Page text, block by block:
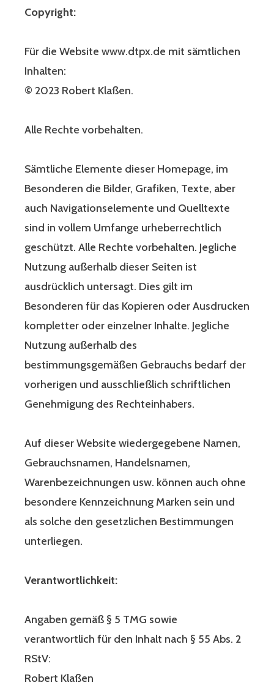
Copyright:
Für die Website www.dtpx.de mit sämtlichen
Inhalten:
© 2023 Robert Klaßen.
Alle Rechte vorbehalten.
Sämtliche Elemente dieser Homepage, im
Besonderen die Bilder, Grafiken, Texte, aber
auch Navigationselemente und Quelltexte
sind in vollem Umfange urheberrechtlich
geschützt. Alle Rechte vorbehalten. Jegliche
Nutzung außerhalb dieser Seiten ist
ausdrücklich untersagt. Dies gilt im
Besonderen für das Kopieren oder Ausdrucken
kompletter oder einzelner Inhalte. Jegliche
Nutzung außerhalb des
bestimmungsgemäßen Gebrauchs bedarf der
vorherigen und ausschließlich schriftlichen
Genehmigung des Rechteinhabers.
Auf dieser Website wiedergegebene Namen,
Gebrauchsnamen, Handelsnamen,
Warenbezeichnungen usw. können auch ohne
besondere Kennzeichnung Marken sein und
als solche den gesetzlichen Bestimmungen
unterliegen.
Verantwortlichkeit:
Angaben gemäß § 5 TMG sowie
verantwortlich für den Inhalt nach § 55 Abs. 2
RStV:
Robert Klaßen